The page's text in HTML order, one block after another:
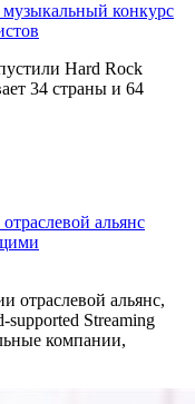
конкурс
Hard Rock
34 страны и 64
альянс
отраслевой альянс,
Streaming
компании,